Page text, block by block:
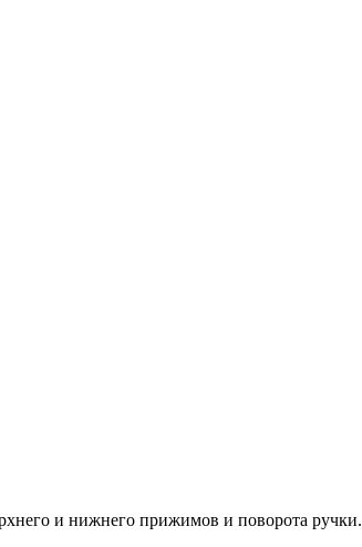
и нижнего прижимов и поворота ручки.